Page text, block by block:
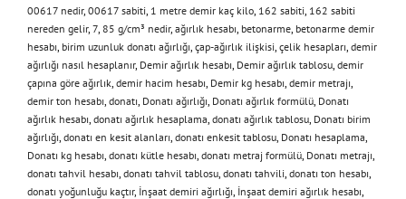
00617 nedir, 00617 sabiti 1 metre demir kaç kilo 162 sabiti 162 sabiti
nereden gelir, 7 85 g/cm³ nedir, ağırlık hesabı betonarme betonarme demir
hesabı birim uzunluk donatı ağırlığı çap-ağırlık ilişkisi çelik hesapları demir
ağırlığı nasıl hesaplanır, Demir ağırlık hesabı Demir ağırlık tablosu demir
çapına göre ağırlık demir hacim hesabı Demir kg hesabı demir metrajı
demir ton hesabı donatı Donatı ağırlığı Donatı ağırlık formülü Donatı
ağırlık hesabı donatı ağırlık hesaplama donatı ağırlık tablosu Donatı birim
ağırlığı donatı en kesit alanları donatı enkesit tablosu Donatı hesaplama
Donatı kg hesabı donatı kütle hesabı donatı metraj formülü Donatı metrajı
donatı tahvil hesabı donatı tahvil tablosu donatı tahvili donatı ton hesabı
donatı yoğunluğu kaçtır, İnşaat demiri ağırlığı İnşaat demiri ağırlık hesabı